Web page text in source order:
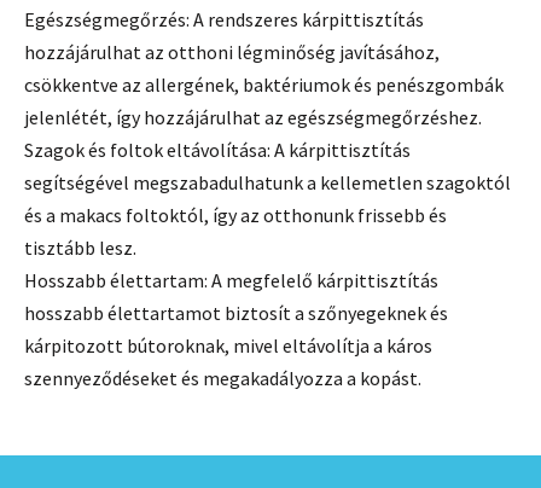
Egészségmegőrzés: A rendszeres kárpittisztítás
hozzájárulhat az otthoni légminőség javításához,
csökkentve az allergének, baktériumok és penészgombák
jelenlétét, így hozzájárulhat az egészségmegőrzéshez.
Szagok és foltok eltávolítása: A kárpittisztítás
segítségével megszabadulhatunk a kellemetlen szagoktól
és a makacs foltoktól, így az otthonunk frissebb és
tisztább lesz.
Hosszabb élettartam: A megfelelő kárpittisztítás
hosszabb élettartamot biztosít a szőnyegeknek és
kárpitozott bútoroknak, mivel eltávolítja a káros
szennyeződéseket és megakadályozza a kopást.